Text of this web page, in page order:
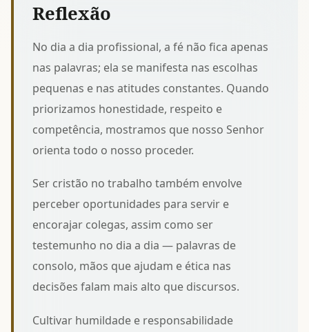
Reflexão
No dia a dia profissional, a fé não fica apenas
nas palavras; ela se manifesta nas escolhas
pequenas e nas atitudes constantes. Quando
priorizamos honestidade, respeito e
competência, mostramos que nosso Senhor
orienta todo o nosso proceder.
Ser cristão no trabalho também envolve
perceber oportunidades para servir e
encorajar colegas, assim como ser
testemunho no dia a dia — palavras de
consolo, mãos que ajudam e ética nas
decisões falam mais alto que discursos.
Cultivar humildade e responsabilidade